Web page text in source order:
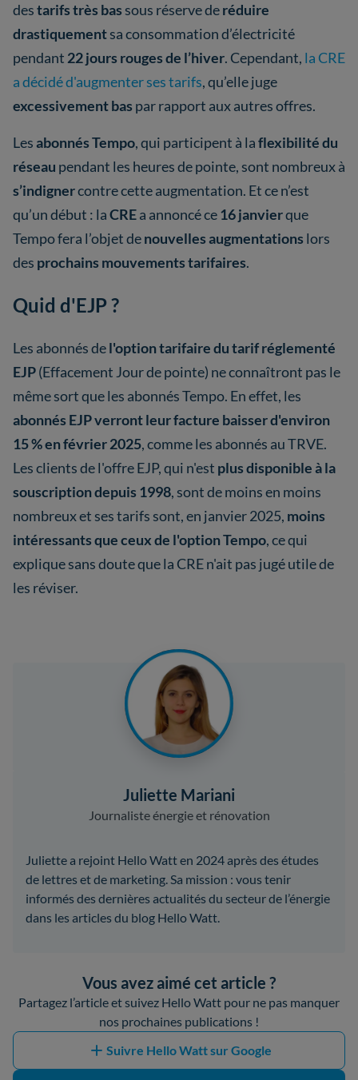
destarifs très bas sous réserve deréduire
drastiquementsa consommation d’électricité
pendant 22 jours rouges de l’hiver. Cependant, la CRE
a décidé d'augmenter ses tarifs, qu’elle juge
excessivement bas par rapport aux autres offres.
Lesabonnés Tempo, qui participent à laflexibilité du
réseau pendant les heures de pointe, sont nombreux à
s’indignercontre cette augmentation. Et ce n’est
qu’un début : laCREa annoncé ce16 janvierque
Tempo fera l’objet denouvelles augmentations lors
des prochains mouvements tarifaires.
Quid d'EJP ?
Les abonnés del'option tarifaire du tarif réglementé
EJP(Effacement Jour de pointe) ne connaîtront pas le
même sort que les abonnés Tempo. En effet, les
abonnés EJP verront leur facture baisser d'environ
15 % en février 2025, comme les abonnés au TRVE.
Les clients de l'offre EJP, qui n'est plus disponible à la
souscription depuis 1998, sont de moins en moins
nombreux et ses tarifs sont, en janvier 2025, moins
intéressants que ceux de l'option Tempo, ce qui
explique sans doute que la CRE n'ait pas jugé utile de
les réviser.
Juliette Mariani
Journaliste énergie et rénovation
Juliette a rejoint Hello Watt en 2024 après des études
de lettres et de marketing. Sa mission : vous tenir
informés des dernières actualités du secteur de l’énergie
dans les articles du blog Hello Watt.
Vous avez aimé cet article ?
Partagez l’article et suivez Hello Watt pour ne pas manquer
nos prochaines publications !
Suivre Hello Watt sur Google